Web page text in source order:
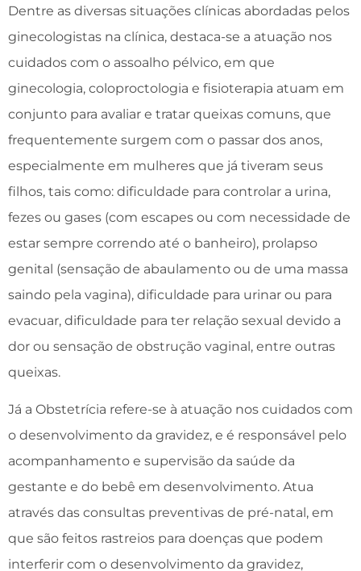
Dentre as diversas situações clínicas abordadas pelos
ginecologistas na clínica, destaca-se a atuação nos
cuidados com o assoalho pélvico, em que
ginecologia, coloproctologia e fisioterapia atuam em
conjunto para avaliar e tratar queixas comuns, que
frequentemente surgem com o passar dos anos,
especialmente em mulheres que já tiveram seus
filhos, tais como: dificuldade para controlar a urina,
fezes ou gases (com escapes ou com necessidade de
estar sempre correndo até o banheiro), prolapso
genital (sensação de abaulamento ou de uma massa
saindo pela vagina), dificuldade para urinar ou para
evacuar, dificuldade para ter relação sexual devido a
dor ou sensação de obstrução vaginal, entre outras
queixas.
Já a Obstetrícia refere-se à atuação nos cuidados com
o desenvolvimento da gravidez, e é responsável pelo
acompanhamento e supervisão da saúde da
gestante e do bebê em desenvolvimento. Atua
através das consultas preventivas de pré-natal, em
que são feitos rastreios para doenças que podem
interferir com o desenvolvimento da gravidez,